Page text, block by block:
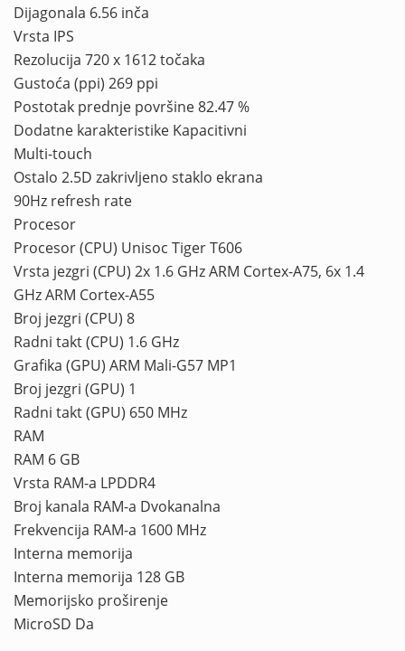
Dijagonala 6.56 inča
Vrsta IPS
Rezolucija 720 x 1612 točaka
Gustoća (ppi) 269 ppi
Postotak prednje površine 82.47 %
Dodatne karakteristike Kapacitivni
Multi-touch
Ostalo 2.5D zakrivljeno staklo ekrana
90Hz refresh rate
Procesor
Procesor (CPU) Unisoc Tiger T606
Vrsta jezgri (CPU) 2x 1.6 GHz ARM Cortex-A75, 6x 1.4
GHz ARM Cortex-A55
Broj jezgri (CPU) 8
Radni takt (CPU) 1.6 GHz
Grafika (GPU) ARM Mali-G57 MP1
Broj jezgri (GPU) 1
Radni takt (GPU) 650 MHz
RAM
RAM 6 GB
Vrsta RAM-a LPDDR4
Broj kanala RAM-a Dvokanalna
Frekvencija RAM-a 1600 MHz
Interna memorija
Interna memorija 128 GB
Memorijsko proširenje
MicroSD Da